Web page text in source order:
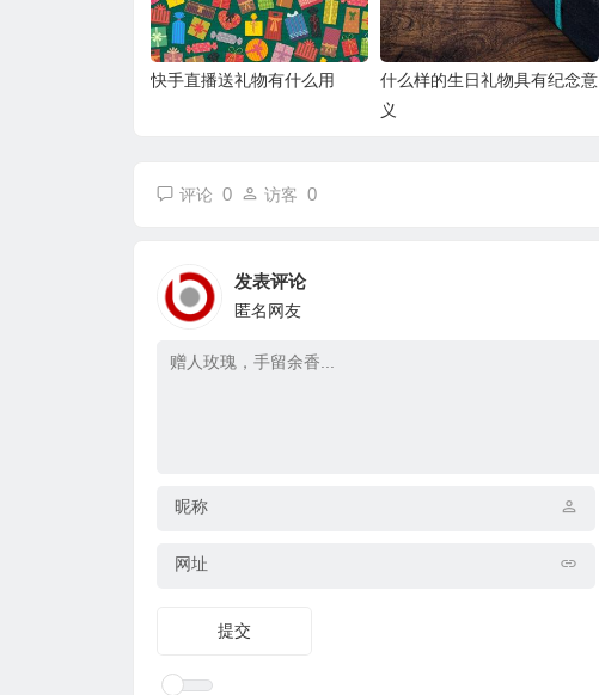
快手直播送礼物有什么用
什么样的生日礼物具有纪念意
义
评论 0 访客 0
发表评论
匿名网友
昵称
网址